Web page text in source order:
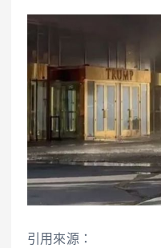
引用來源：